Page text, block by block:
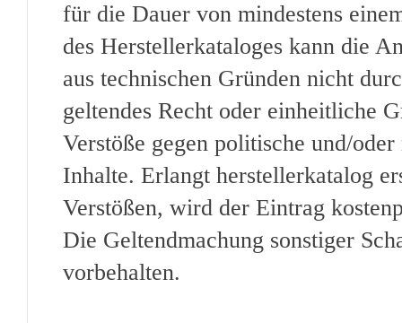
für die Dauer von mindestens
des Herstellerkataloges kann die
aus technischen Gründen nicht
geltendes Recht oder einheitliche
Verstöße gegen politische und/
Inhalte. Erlangt herstellerkatalog
Verstößen, wird der Eintrag
Die Geltendmachung sonstiger
vorbehalten.